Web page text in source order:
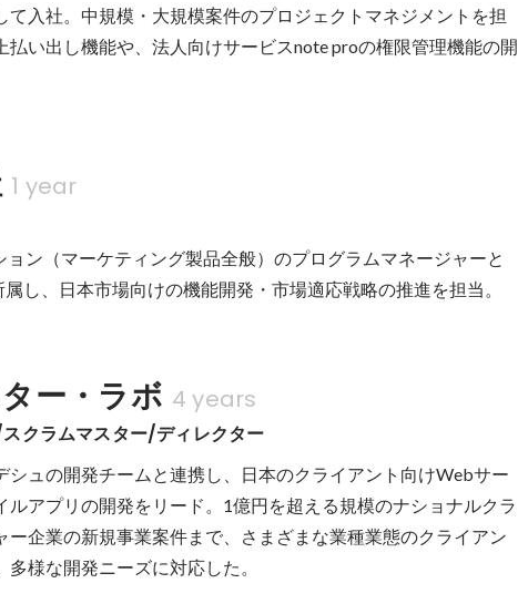
て入社。中規模・大規模案件のプロジェクトマネジメントを担
払い出し機能や、法人向けサービスnote proの権限管理機能の開
1 year
ョン（マーケティング製品全般）のプログラムマネージャーと
属し、日本市場向けの機能開発・市場適応戦略の推進を担当。
ー・ラボ 4 years
クラムマスター/ディレクター
シュの開発チームと連携し、日本のクライアント向けWebサー
ルアプリの開発をリード。1億円を超える規模のナショナルクラ
ー企業の新規事業案件まで、さまざまな業種業態のクライアン
様な開発ニーズに対応した。